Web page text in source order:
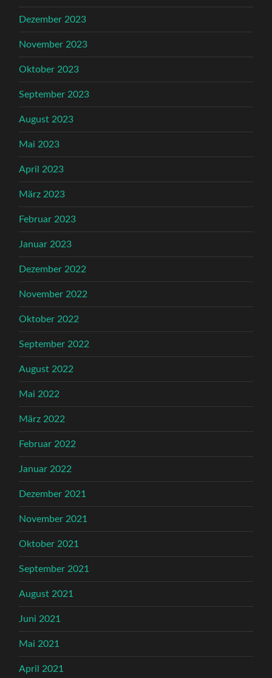
Dezember 2023
November 2023
Oktober 2023
September 2023
August 2023
Mai 2023
April 2023
März 2023
Februar 2023
Januar 2023
Dezember 2022
November 2022
Oktober 2022
September 2022
August 2022
Mai 2022
März 2022
Februar 2022
Januar 2022
Dezember 2021
November 2021
Oktober 2021
September 2021
August 2021
Juni 2021
Mai 2021
April 2021